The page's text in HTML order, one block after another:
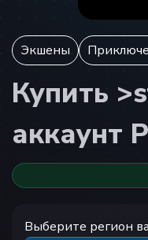
Экшены
Купить
аккаунт
Выберите регион